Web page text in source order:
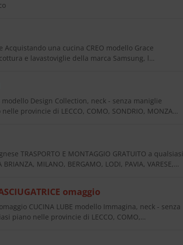
Acquistando una cucina CREO modello Grace
e lavastoviglie della marca Samsung, l…
modello Design Collection, neck - senza maniglie
provincie di LECCO, COMO, SONDRIO, MONZA…
TRASPORTO E MONTAGGIO GRATUITO a qualsiasi
MILANO, BERGAMO, LODI, PAVIA, VARESE,…
omaggio
CUCINA LUBE modello Immagina, neck - senza
piano nelle provincie di LECCO, COMO,…